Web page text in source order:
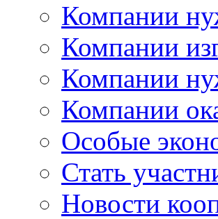
Компании
Компании
Компании
Компании
Особые
Стать
Новости